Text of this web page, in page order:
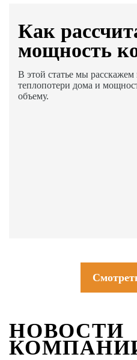
Как
мощность
В этой статье мы расскажем
теплопотери дома и
объему.
НОВОСТИ